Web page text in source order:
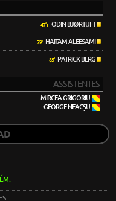
47'+ODIN BJØRTUFT
79'HAITAM ALEESAMI
85'PATRICK BERG
ASSISTENTES
MIRCEA GRIGORIU
GEORGE NEACȘU